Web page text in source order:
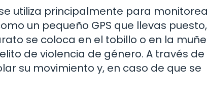
utiliza principalmente para
un pequeño GPS que llevas
se coloca en el tobillo o en la
de violencia de género. A través de
su movimiento y, en caso de que se